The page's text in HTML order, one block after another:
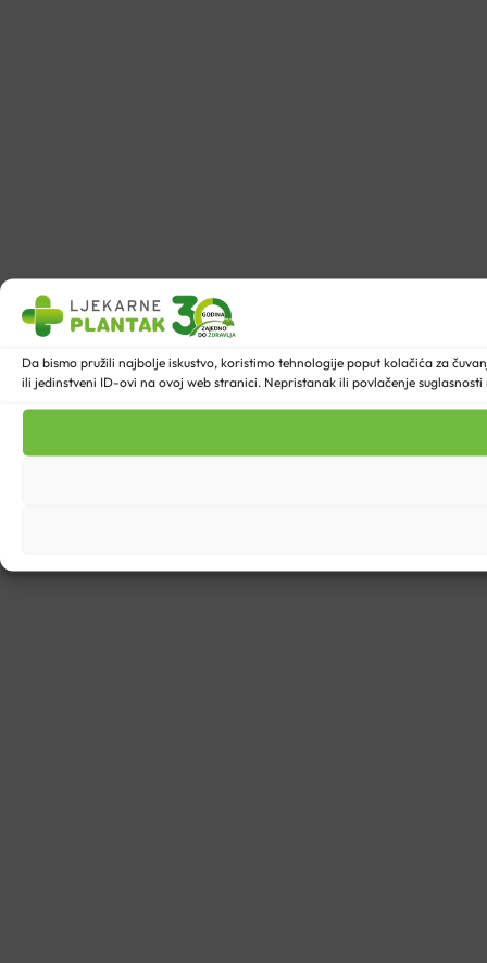
Da bismo pružili najbolje iskustvo, koristimo tehnologije poput kolačića za
ili jedinstveni ID-ovi na ovoj web stranici. Nepristanak ili povlačenje